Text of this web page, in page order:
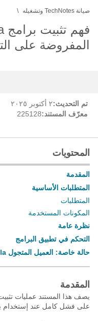
صيانة TechNotes وتشغيله
المفروضة على
تم التحديث:٢ أكتوبر ٢٠٢٥
معرّف المستند:225128
المحتويات
المقدمة
المتطلبات الأساسية
المتطلبات
المكونات المستخدمة
نظرة عامة
التحكم في تطبيق البرامج
حالة خاصة: العميل المتجول MacOS Umbrella
المقدمة
على فشل كامل عند إستخدام